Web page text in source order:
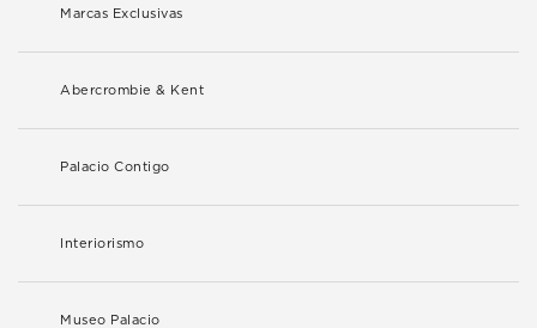
Marcas Exclusivas
Abercrombie & Kent
Palacio Contigo
Interiorismo
Museo Palacio